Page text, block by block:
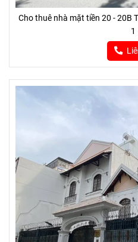
Cho thuê nhà mặt tiền 20 - 20B
1